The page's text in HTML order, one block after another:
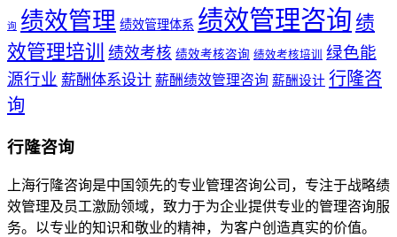
询 绩效管理 绩效管理体系 绩效管理咨询 绩
效管理培训 绩效考核 绩效考核咨询 绩效考核培训
绿色能
源行业 薪酬体系设计 薪酬绩效管理咨询 薪酬设计 行隆咨
询
行隆咨询
上海行隆咨询是中国领先的专业管理咨询公司，专注于战略绩
效管理及员工激励领域，致力于为企业提供专业的管理咨询服
务。以专业的知识和敬业的精神，为客户创造真实的价值。